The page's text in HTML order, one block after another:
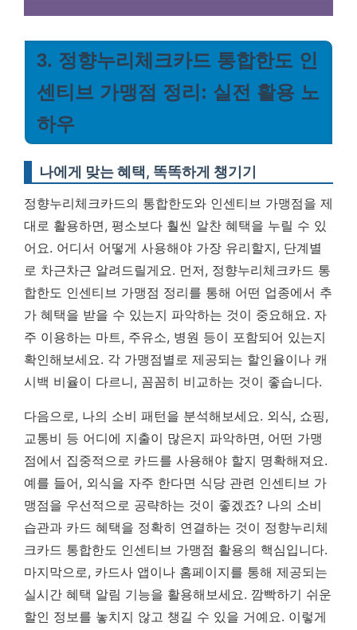
3. 정향누리체크카드 통합한도 인
센티브 가맹점 정리: 실전 활용 노
하우
나에게 맞는 혜택, 똑똑하게 챙기기
정향누리체크카드의 통합한도와 인센티브 가맹점을 제
대로 활용하면, 평소보다 훨씬 알찬 혜택을 누릴 수 있
어요. 어디서 어떻게 사용해야 가장 유리할지, 단계별
로 차근차근 알려드릴게요. 먼저, 정향누리체크카드 통
합한도 인센티브 가맹점 정리를 통해 어떤 업종에서 추
가 혜택을 받을 수 있는지 파악하는 것이 중요해요. 자
주 이용하는 마트, 주유소, 병원 등이 포함되어 있는지
확인해보세요. 각 가맹점별로 제공되는 할인율이나 캐
시백 비율이 다르니, 꼼꼼히 비교하는 것이 좋습니다.
다음으로, 나의 소비 패턴을 분석해보세요. 외식, 쇼핑,
교통비 등 어디에 지출이 많은지 파악하면, 어떤 가맹
점에서 집중적으로 카드를 사용해야 할지 명확해져요.
예를 들어, 외식을 자주 한다면 식당 관련 인센티브 가
맹점을 우선적으로 공략하는 것이 좋겠죠? 나의 소비
습관과 카드 혜택을 정확히 연결하는 것이 정향누리체
크카드 통합한도 인센티브 가맹점 활용의 핵심입니다.
마지막으로, 카드사 앱이나 홈페이지를 통해 제공되는
실시간 혜택 알림 기능을 활용해보세요. 깜빡하기 쉬운
할인 정보를 놓치지 않고 챙길 수 있을 거예요. 이렇게